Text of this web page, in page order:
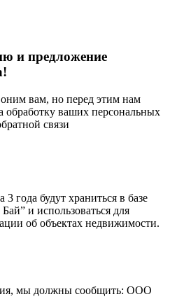
и предложение
вам, но перед этим нам
обработку ваших персональных
связи
года будут храниться в базе
и использоваться для
об объектах недвижимости.
мы должны сообщить: ООО